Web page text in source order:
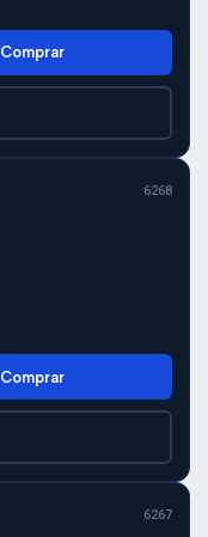
Comprar
6268
Comprar
6267